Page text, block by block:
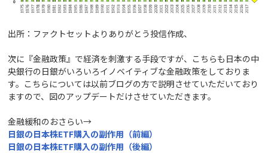
出所：ファクトセットよりありがとう投信作成、
次に『金融政策』で経済を刺激する手段ですが、こちらも日本の中
央銀行の日銀がいろいろイノベイティブな金融政策をしておりま
す。こちらについては以前ブログの方で説明させていただいており
ますので、図のアップデートだけさせていただきます。
金融緩和のおさらい→
日銀の日本株ETF購入の副作用（前編）
日銀の日本株ETF購入の副作用（後編）